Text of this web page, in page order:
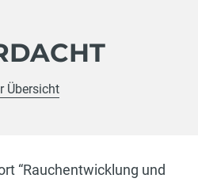
Übersicht
“Rauchentwicklung und